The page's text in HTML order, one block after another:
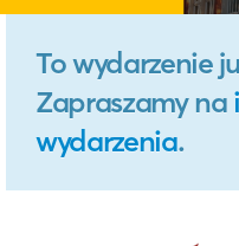
To wydarzenie
Zapraszamy na
wydarzenia.